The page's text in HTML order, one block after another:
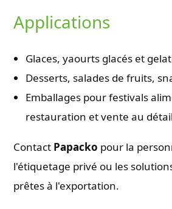
Applications
Glaces, yaourts glacés et
Desserts, salades de fruits,
Emballages pour festivals
restauration et vente au
Contact Papacko pour la
l'étiquetage privé ou les
prêtes à l'exportation.